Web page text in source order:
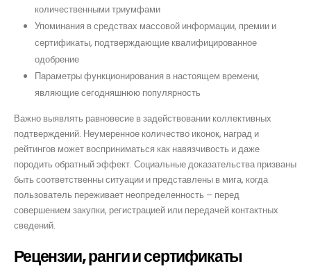
количественными триумфами
Упоминания в средствах массовой информации, премии и
сертификаты, подтверждающие квалифицированное
одобрение
Параметры функционирования в настоящем времени,
являющие сегодняшнюю популярность
Важно выявлять равновесие в задействовании коллективных
подтверждений. Неумеренное количество иконок, наград и
рейтингов может восприниматься как навязчивость и даже
породить обратный эффект. Социальные доказательства призваны
быть соответственны ситуации и представлены в мига, когда
пользователь переживает неопределенность – перед
совершением закупки, регистрацией или передачей контактных
сведений.
Рецензии, ранги и сертификаты